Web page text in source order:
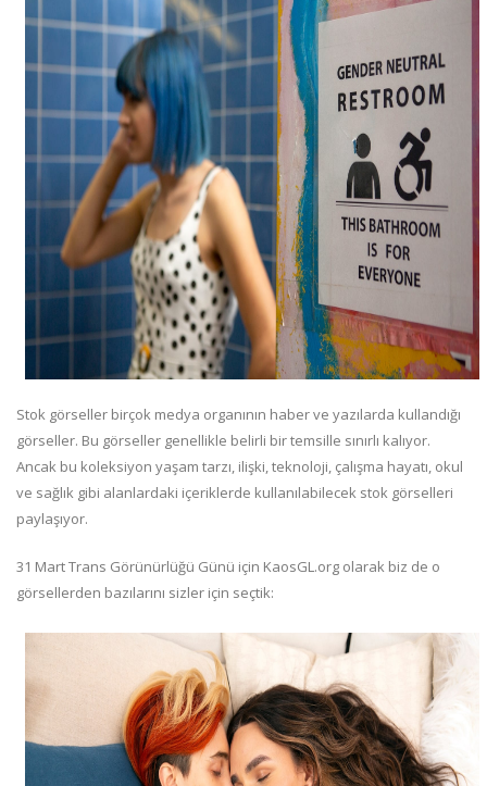
Stok görseller birçok medya organının haber ve yazılarda kullandığı
görseller. Bu görseller genellikle belirli bir temsille sınırlı kalıyor.
Ancak bu koleksiyon yaşam tarzı, ilişki, teknoloji, çalışma hayatı, okul
ve sağlık gibi alanlardaki içeriklerde kullanılabilecek stok görselleri
paylaşıyor.
31 Mart Trans Görünürlüğü Günü için KaosGL.org olarak biz de o
görsellerden bazılarını sizler için seçtik: